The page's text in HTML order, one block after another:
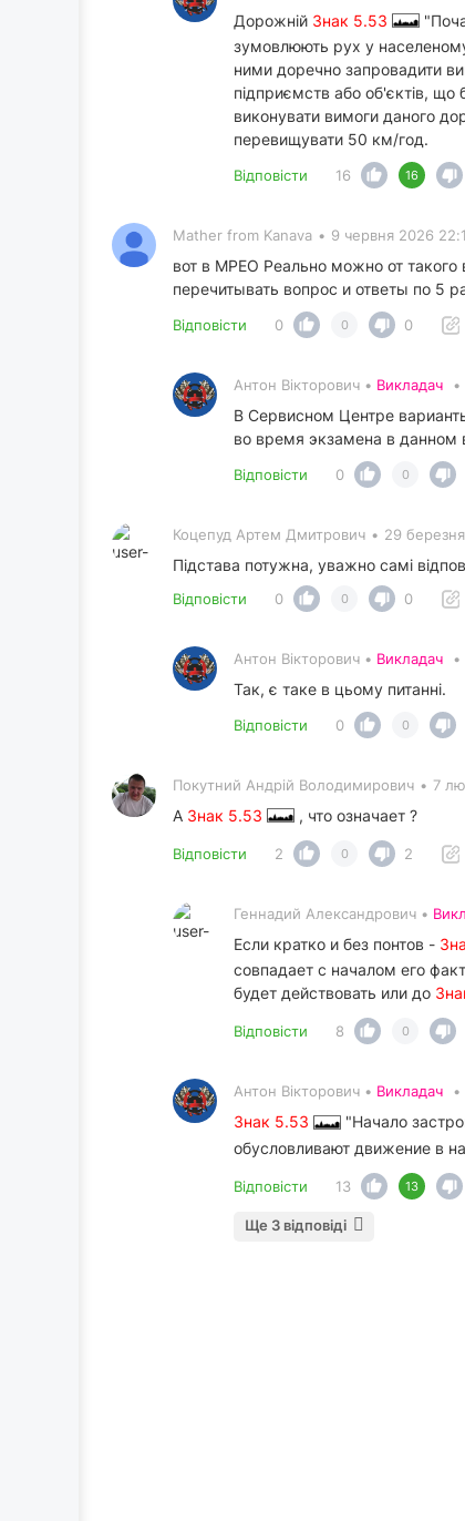
Дорожній Знак 5.53
зумовлюють рух у населеному
ними доречно запровадити
підприємств або об'єктів,
виконувати вимоги даного
перевищувати 50 км/год.
Відповісти 16 16
Mather from Kanava • 9 червня 2026
вот в МРЕО Реально можно от такого
перечитывать вопрос и ответы по 5
Відповісти 0 0 0
Антон Вікторович • Викладач •
В Сервисном Центре
во время экзамена в данном
Відповісти 0 0
Коцепуд Артем Дмитрович • 29
Підстава потужна, уважно самі
Відповісти 0 0 0
Антон Вікторович • Викладач •
Так, є таке в цьому питанні.
Відповісти 0 0
Покутний Андрiй Володимирович • 7
А Знак 5.53 , что означает ?
Відповісти 2 0 2
Геннадий Александрович •
Если кратко и без понтов -
совпадает с началом его
будет действовать или до
Відповісти 8 0
Антон Вікторович • Викладач •
Знак 5.53
"Начало
обусловливают движение в
Відповісти 13 13
Ще 3 відповіді